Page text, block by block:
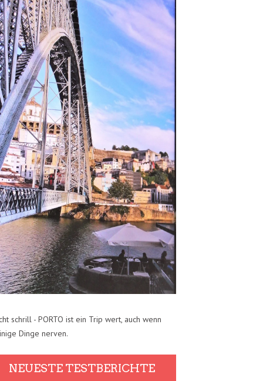
schrill - PORTO ist ein Trip wert, auch wenn
Dinge nerven.
NEUESTE TESTBERICHTE